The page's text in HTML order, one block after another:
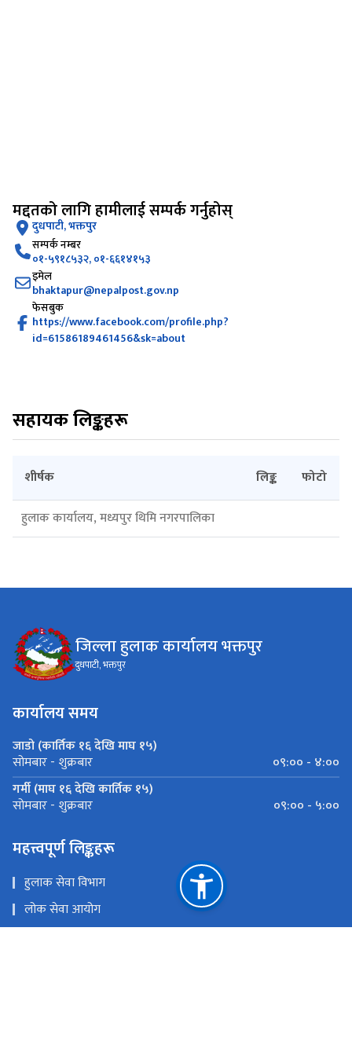
मद्दतको लागि हामीलाई सम्पर्क गर्नुहोस्
दुधपाटी, भक्तपुर
सम्पर्क नम्बर
०१-५९१८५३२, ०१-६६१४१५३
इमेल
bhaktapur@nepalpost.gov.np
फेसबुक
https://www.facebook.com/profile.php?
id=61586189461456&sk=about
सहायक लिङ्कहरू
शीर्षक लिङ्क
फोटो
हुलाक कार्यालय, मध्यपुर थिमि नगरपालिका
जिल्ला हुलाक कार्यालय भक्तपुर
दुधपाटी, भक्तपुर
कार्यालय समय
जाडो (कार्तिक १६ देखि माघ १५)
सोमबार - शुक्रबार
०९:०० - ४:००
गर्मी (माघ १६ देखि कार्तिक १५)
सोमबार - शुक्रबार ०९:०० - ५:००
महत्त्वपूर्ण लिङ्कहरू
हुलाक सेवा विभाग
लोक सेवा आयोग